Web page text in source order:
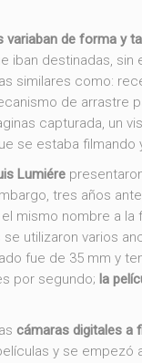
variaban de forma y
iban destinadas, sin
similares como:
de arrastre
capturada, un
se estaba filmando
Lumiére
tres años
mismo nombre a la
utilizaron varios
fue de 35 mm y
por segundo; la
cámaras digitales a
y se empezó